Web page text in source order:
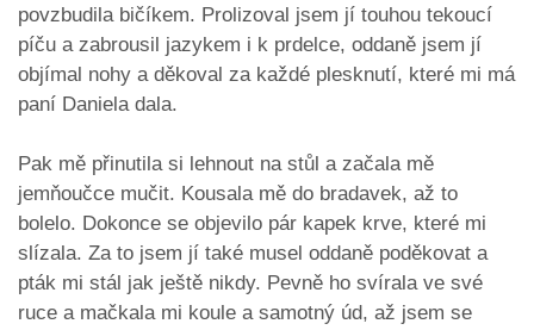
povzbudila bičíkem. Prolizoval jsem jí touhou tekoucí
píču a zabrousil jazykem i k prdelce, oddaně jsem jí
objímal nohy a děkoval za každé plesknutí, které mi má
paní Daniela dala.
Pak mě přinutila si lehnout na stůl a začala mě
jemňoučce mučit. Kousala mě do bradavek, až to
bolelo. Dokonce se objevilo pár kapek krve, které mi
slízala. Za to jsem jí také musel oddaně poděkovat a
pták mi stál jak ještě nikdy. Pevně ho svírala ve své
ruce a mačkala mi koule a samotný úd, až jsem se